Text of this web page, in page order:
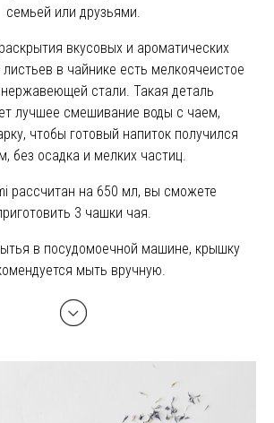
семьей или друзьями.
вкусовых и ароматических
в чайнике есть мелкоячеистое
нержавеющей стали. Такая деталь
лучшее смешивание воды с чаем,
чтобы готовый напиток получился
без осадка и мелких частиц.
рассчитан на 650 мл, вы сможете
3 чашки чая.
в посудомоечной машине, крышку
мыть вручную.